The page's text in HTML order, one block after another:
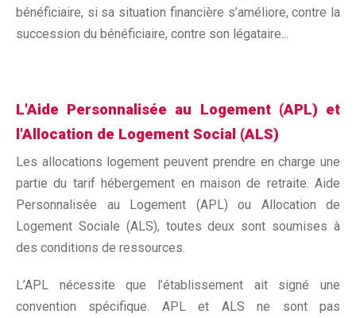
bénéficiaire, si sa situation financière s’améliore, contre la
succession du bénéficiaire, contre son légataire...
L'Aide Personnalisée au Logement (APL) et
l'Allocation de Logement Social (ALS)
Les allocations logement peuvent prendre en charge une
partie du tarif hébergement en maison de retraite. Aide
Personnalisée au Logement (APL) ou Allocation de
Logement Sociale (ALS), toutes deux sont soumises à
des conditions de ressources.
L’APL nécessite que l’établissement ait signé une
convention spécifique. APL et ALS ne sont pas